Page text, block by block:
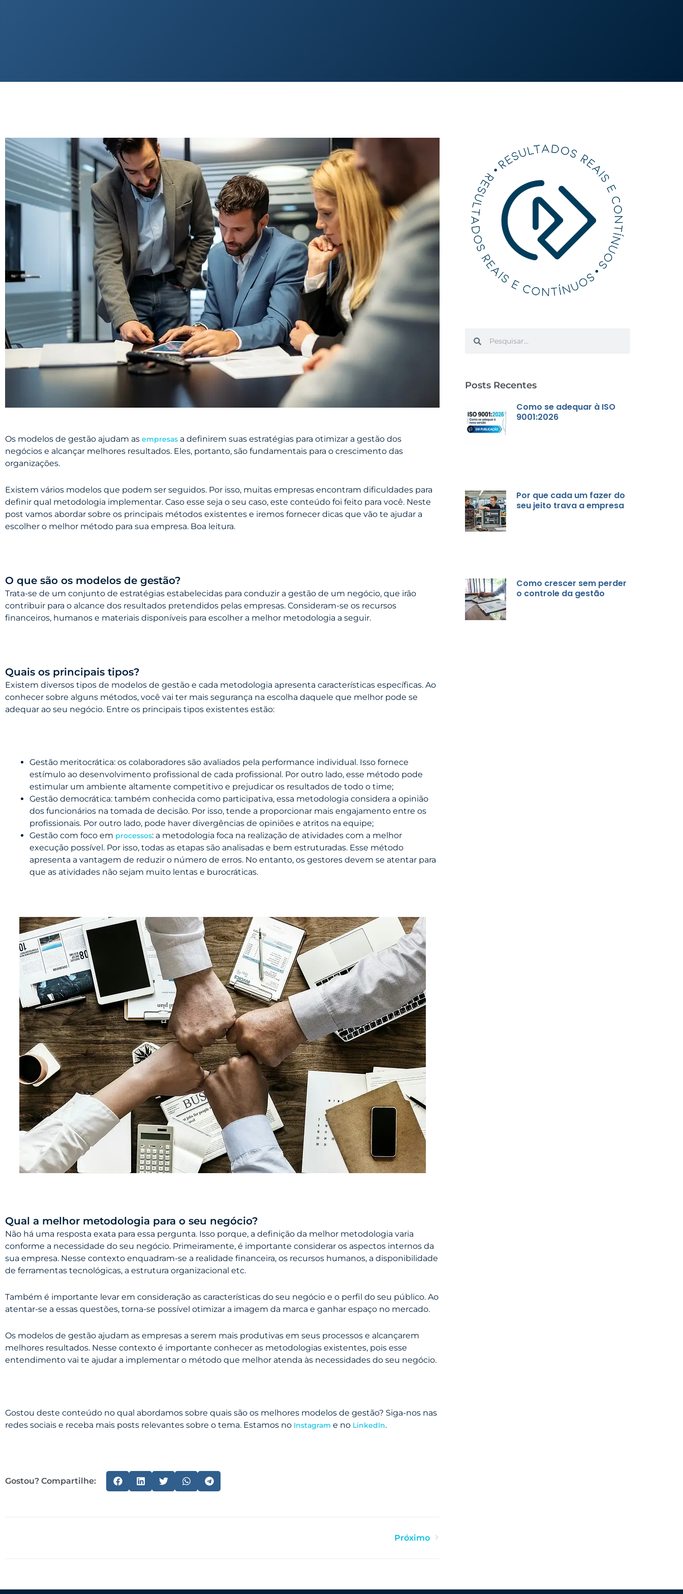
Os modelos de gestão ajudam as empresas a definirem suas estratégias para otimizar a gestão dos
negócios e alcançar melhores resultados. Eles, portanto, são fundamentais para o crescimento das
organizações.
Existem vários modelos que podem ser seguidos. Por isso, muitas empresas encontram dificuldades para
definir qual metodologia implementar. Caso esse seja o seu caso, este conteúdo foi feito para você. Neste
post vamos abordar sobre os principais métodos existentes e iremos fornecer dicas que vão te ajudar a
escolher o melhor método para sua empresa. Boa leitura.
O que são os modelos de gestão?
Trata-se de um conjunto de estratégias estabelecidas para conduzir a gestão de um negócio, que irão
contribuir para o alcance dos resultados pretendidos pelas empresas. Consideram-se os recursos
financeiros, humanos e materiais disponíveis para escolher a melhor metodologia a seguir.
Quais os principais tipos?
Existem diversos tipos de modelos de gestão e cada metodologia apresenta características específicas. Ao
conhecer sobre alguns métodos, você vai ter mais segurança na escolha daquele que melhor pode se
adequar ao seu negócio. Entre os principais tipos existentes estão:
Gestão meritocrática: os colaboradores são avaliados pela performance individual. Isso fornece
estímulo ao desenvolvimento profissional de cada profissional. Por outro lado, esse método pode
estimular um ambiente altamente competitivo e prejudicar os resultados de todo o time;
Gestão democrática: também conhecida como participativa, essa metodologia considera a opinião
dos funcionários na tomada de decisão. Por isso, tende a proporcionar mais engajamento entre os
profissionais. Por outro lado, pode haver divergências de opiniões e atritos na equipe;
Gestão com foco em processos: a metodologia foca na realização de atividades com a melhor
execução possível. Por isso, todas as etapas são analisadas e bem estruturadas. Esse método
apresenta a vantagem de reduzir o número de erros. No entanto, os gestores devem se atentar para
que as atividades não sejam muito lentas e burocráticas.
Qual a melhor metodologia para o seu negócio?
Não há uma resposta exata para essa pergunta. Isso porque, a definição da melhor metodologia varia
conforme a necessidade do seu negócio. Primeiramente, é importante considerar os aspectos internos da
sua empresa. Nesse contexto enquadram-se a realidade financeira, os recursos humanos, a disponibilidade
de ferramentas tecnológicas, a estrutura organizacional etc.
Também é importante levar em consideração as características do seu negócio e o perfil do seu público. Ao
atentar-se a essas questões, torna-se possível otimizar a imagem da marca e ganhar espaço no mercado.
Os modelos de gestão ajudam as empresas a serem mais produtivas em seus processos e alcançarem
melhores resultados. Nesse contexto é importante conhecer as metodologias existentes, pois esse
entendimento vai te ajudar a implementar o método que melhor atenda às necessidades do seu negócio.
Gostou deste conteúdo no qual abordamos sobre quais são os melhores modelos de gestão? Siga-nos nas
redes sociais e receba mais posts relevantes sobre o tema. Estamos no Instagram e no LinkedIn.
Gostou? Compartilhe:
Próximo
Posts Recentes
Como se adequar à ISO
9001:2026
Por que cada um fazer do
seu jeito trava a empresa
Como crescer sem perder
o controle da gestão